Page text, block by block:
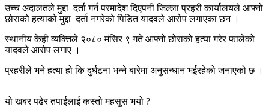
उच्च अदालतले मुद्दा दर्ता गर्न परमादेश दिएपनी जिल्ला प्रहरी कार्यालयले आफ्नो
छोराको हत्याको मुद्दा दर्ता नगरेको पिडित यादवले आरोप लगाएका छन ।
स्थानीय केही व्यक्तिले २०८० मंसिर ९ गते आफ्नो छोराको हत्या गरेर फालेको
यादवले आरोप लगाए ।
प्रहरीले भने हत्या हो कि दुर्घटना भन्ने बारेमा अनुसन्धान भईरहेको जनाएको छ ।
यो खबर पढेर तपाईलाई कस्तो महसुस भयो ?